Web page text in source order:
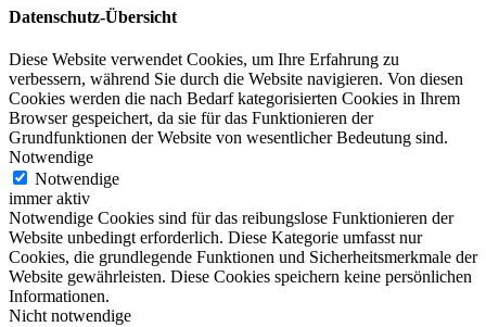
Datenschutz-Übersicht
Diese Website verwendet Cookies, um Ihre Erfahrung zu
verbessern, während Sie durch die Website navigieren. Von diesen
Cookies werden die nach Bedarf kategorisierten Cookies in Ihrem
Browser gespeichert, da sie für das Funktionieren der
Grundfunktionen der Website von wesentlicher Bedeutung sind.
Notwendige
Notwendige
immer aktiv
Notwendige Cookies sind für das reibungslose Funktionieren der
Website unbedingt erforderlich. Diese Kategorie umfasst nur
Cookies, die grundlegende Funktionen und Sicherheitsmerkmale der
Website gewährleisten. Diese Cookies speichern keine persönlichen
Informationen.
Nicht notwendige